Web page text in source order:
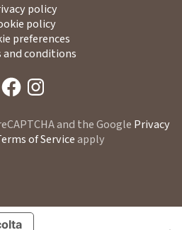
policy
policy
preferences
and conditions
and the Google Privacy
of Serviceapply